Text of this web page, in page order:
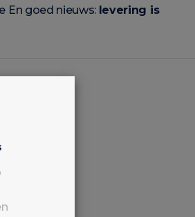
En goed nieuws: levering is